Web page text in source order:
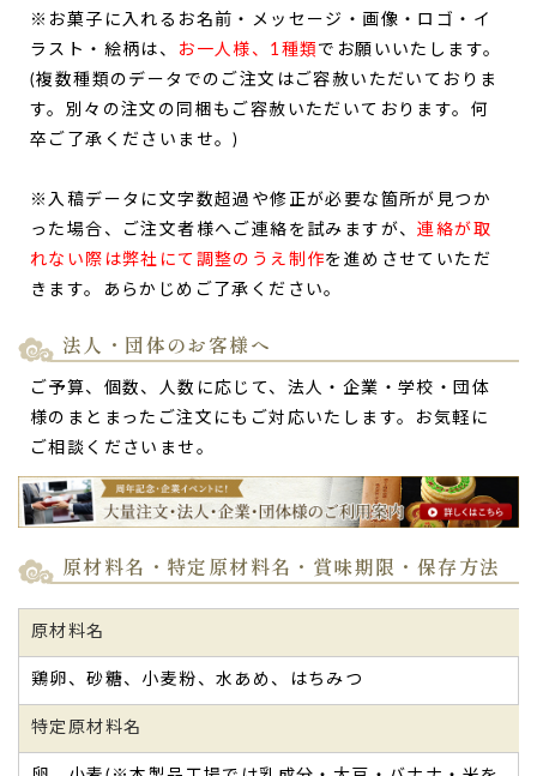
※お菓子に入れるお名前・メッセージ・画像・ロゴ・イ
ラスト・絵柄は、
お一人様、1種類 でお願いいたします。
(複数種類のデータでのご注文はご容赦いただいておりま
す。別々の注文の同梱もご容赦いただいております。何
卒ご了承くださいませ。)
※入稿データに文字数超過や修正が必要な箇所が見つか
った場合、ご注文者様へご連絡を試みますが、連絡が取
れない際は弊社にて調整のうえ制作を進めさせていただ
きます。あらかじめご了承ください。
法人・団体のお客様へ
ご予算、個数、人数に応じて、法人・企業・学校・団体
様のまとまったご注文にもご対応いたします。お気軽に
ご相談くださいませ。
原材料名・特定原材料名・賞味期限・保存方法
原材料名
鶏卵、砂糖、小麦粉、水あめ、はちみつ
特定原材料名